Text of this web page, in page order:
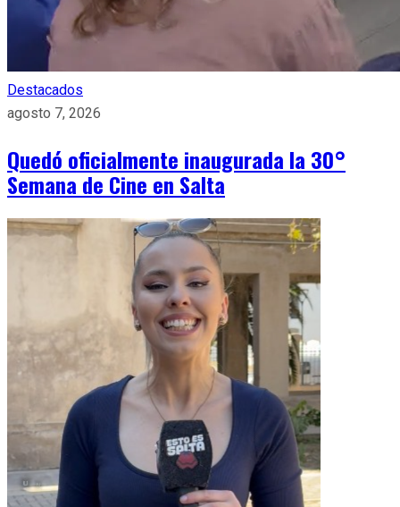
Destacados
agosto 7, 2026
Quedó oficialmente inaugurada la 30°
Semana de Cine en Salta